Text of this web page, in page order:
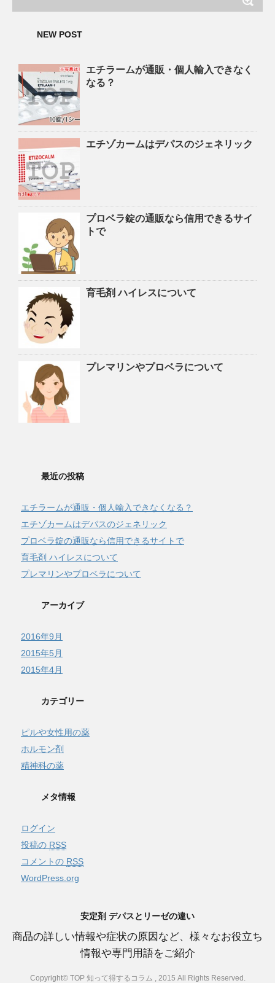
NEW POST
エチラームが通販・個人輸入できなく
なる？
エチゾカームはデパスのジェネリック
プロベラ錠の通販なら信用できるサイ
トで
育毛剤 ハイレスについて
プレマリンやプロベラについて
最近の投稿
エチラームが通販・個人輸入できなくなる？
エチゾカームはデパスのジェネリック
プロベラ錠の通販なら信用できるサイトで
育毛剤 ハイレスについて
プレマリンやプロベラについて
アーカイブ
2016年9月
2015年5月
2015年4月
カテゴリー
ピルや女性用の薬
ホルモン剤
精神科の薬
メタ情報
ログイン
投稿の RSS
コメントの RSS
WordPress.org
安定剤 デパスとリーゼの違い
商品の詳しい情報や症状の原因など、様々なお役立ち
情報や専門用語をご紹介
Copyright© TOP 知って得するコラム , 2015 All Rights Reserved.